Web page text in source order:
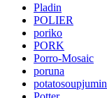
Pladin
POLIER
poriko
PORK
Porro-Mosaic
poruna
potatosoupjumin